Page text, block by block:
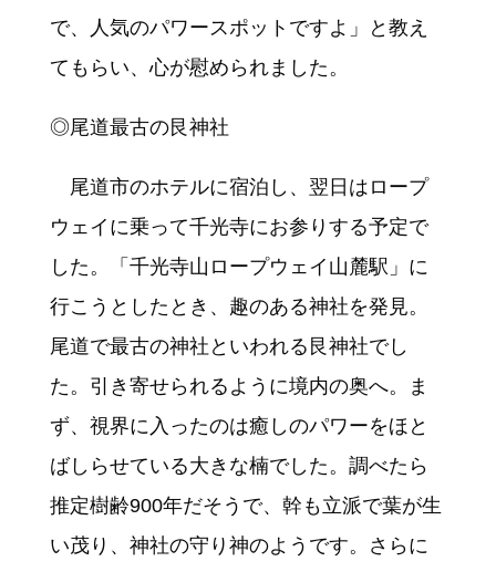
で、人気のパワースポットですよ」と教え
てもらい、心が慰められました。
◎尾道最古の艮神社
尾道市のホテルに宿泊し、翌日はロープ
ウェイに乗って千光寺にお参りする予定で
した。「千光寺山ロープウェイ山麓駅」に
行こうとしたとき、趣のある神社を発見。
尾道で最古の神社といわれる艮神社でし
た。引き寄せられるように境内の奥へ。ま
ず、視界に入ったのは癒しのパワーをほと
ばしらせている大きな楠でした。調べたら
推定樹齢900年だそうで、幹も立派で葉が生
い茂り、神社の守り神のようです。さらに